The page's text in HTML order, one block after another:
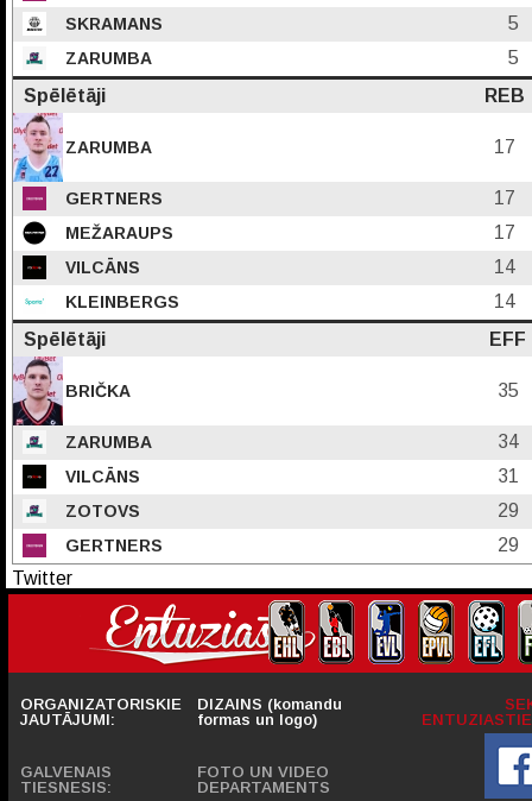
SKRAMANS 5
ZARUMBA
5
Spēlētāji
REB
ZARUMBA 17
GERTNERS 17
MEŽARAUPS 17
VILCĀNS 14
KLEINBERGS
14
Spēlētāji
EFF
BRIČKA 35
ZARUMBA 34
VILCĀNS 31
ZOTOVS 29
GERTNERS
29
Twitter
ORGANIZATORISKIE
JAUTĀJUMI:
GALVENAIS
TIESNESIS:
DIZAINS (komandu
formas un logo)
FOTO UN VIDEO
DEPARTAMENTS